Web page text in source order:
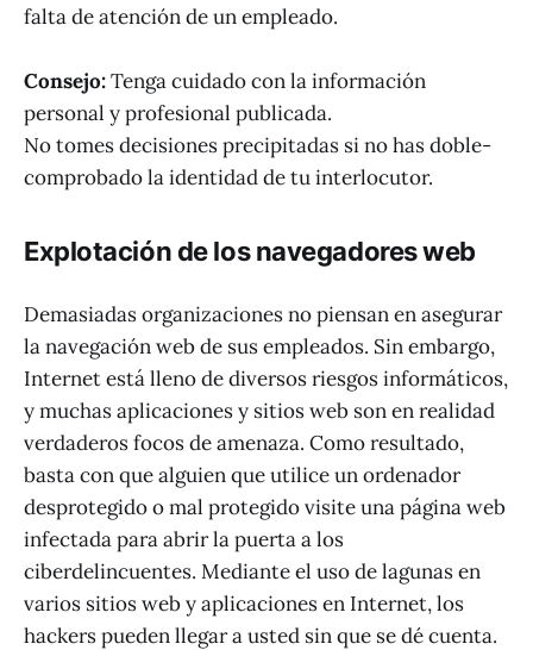
falta de atención de un empleado.
Consejo:Tenga cuidado con la información
personal y profesional publicada.
No tomes decisiones precipitadas si no has doble-
comprobado la identidad de tu interlocutor.
Explotación de los navegadores web
Demasiadas organizaciones no piensan en asegurar
la navegación web de sus empleados. Sin embargo,
Internet está lleno de diversos riesgos informáticos,
y muchas aplicaciones y sitios web son en realidad
verdaderos focos de amenaza. Como resultado,
basta con que alguien que utilice un ordenador
desprotegido o mal protegido visite una página web
infectada para abrir la puerta a los
ciberdelincuentes. Mediante el uso de lagunas en
varios sitios web y aplicaciones en Internet, los
hackers pueden llegar a usted sin que se dé cuenta.